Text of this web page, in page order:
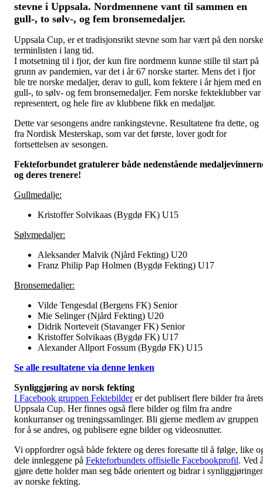
stevne i Uppsala. Nordmennene vant til sammen en
gull-, to sølv-, og fem bronsemedaljer.
Uppsala Cup, er et tradisjonsrikt stevne som har vært på den norske
terminlisten i lang tid.
I motsetning til i fjor, der kun fire nordmenn kunne stille til start på
grunn av pandemien, var det i år 67 norske starter. Mens det i fjor
ble tre norske medaljer, derav to gull, kom fektere i år hjem med en
gull-, to sølv- og fem bronsemedaljer. Fem norske fekteklubber var
representert, og hele fire av klubbene fikk en medaljør.
Dette var sesongens andre rankingstevne. Resultatene fra dette, og
fra Nordisk Mesterskap, som var det første, lover godt for
fortsettelsen av sesongen.
Fekteforbundet gratulerer både nedenstående
og deres trenere!
Gullmedalje:
Kristoffer Solvikaas (Bygdø FK) U15
Sølvmedaljer:
Aleksander Malvik (Njård Fekting) U20
Franz Philip Pap Holmen (Bygdø Fekting) U17
Bronsemedaljer:
Vilde Tengesdal (Bergens FK) Senior
Mie Selinger (Njård Fekting) U20
Didrik Norteveit (Stavanger FK) Senior
Kristoffer Solvikaas (Bygdø FK) U17
Alexander Allport Fossum (Bygdø FK) U15
Se alle resultatene via denne lenken
Synliggjøring av norsk fekting
I Facebook gruppen Fektebilderer det publisert flere bilder fra årets
Uppsala Cup. Her finnes også flere bilder og film fra andre
konkurranser og treningssamlinger. Bli gjerne medlem av gruppen
for å se andres, og publisere egne bilder og videosnutter.
Vi oppfordrer også både fektere og deres foresatte til å følge, like
dele innleggene på Fekteforbundets offisielle Facebookprofil. Ved
gjøre dette holder man seg både orientert og bidrar i
av norske fekting.